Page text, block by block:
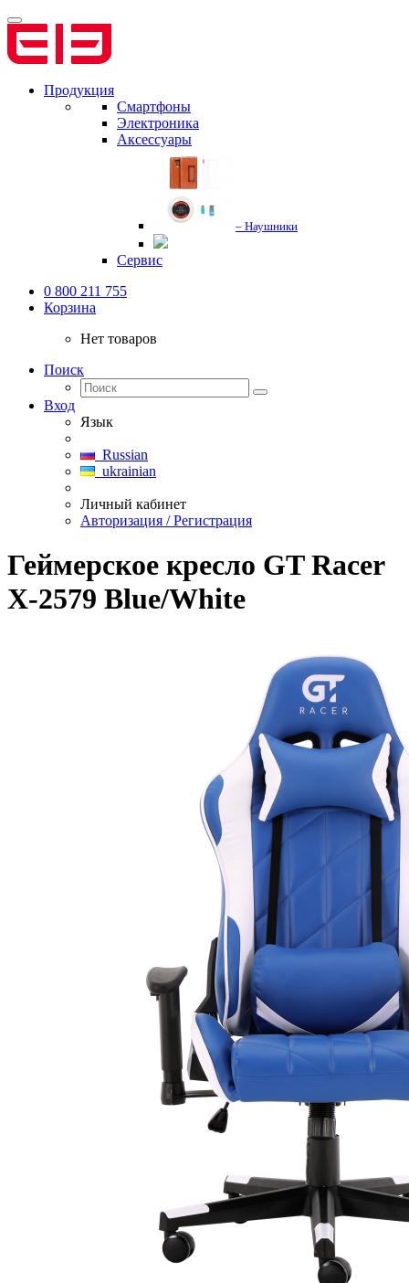
Продукция
Смартфоны
Электроника
Аксессуары
– Наушники
Сервис
0 800 211 755
Корзина
Нет товаров
Поиск
Вход
Язык
Russian
ukrainian
Личный кабинет
Авторизация / Регистрация
Геймерское кресло GT Racer
X-2579 Blue/White